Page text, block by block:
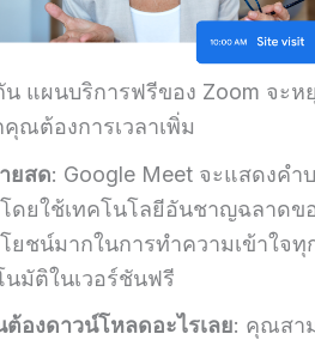
น แผนบริการฟรีของ Zoom จะ
ณต้องการเวลาเพิ่ม
ยสด: Google Meet จะแสดงคำ
ดยใช้เทคโนโลยีอันชาญฉลาดข
ยชน์มากในการทำความเข้าใจ
นมัติในเวอร์ชันฟรี
ต้องดาวน์โหลดอะไรเลย: คุณสา